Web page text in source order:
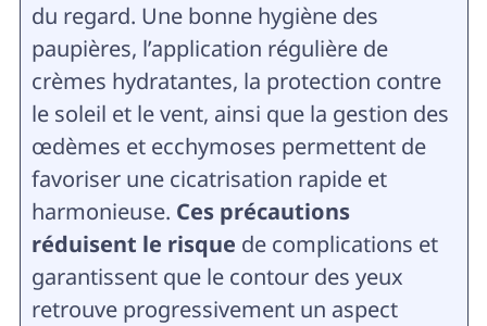
du regard. Une bonne hygiène des
paupières, l’application régulière de
crèmes hydratantes, la protection contre
le soleil et le vent, ainsi que la gestion des
œdèmes et ecchymoses permettent de
favoriser une cicatrisation rapide et
harmonieuse. Ces précautions
réduisent le risque de complications et
garantissent que le contour des yeux
retrouve progressivement un aspect